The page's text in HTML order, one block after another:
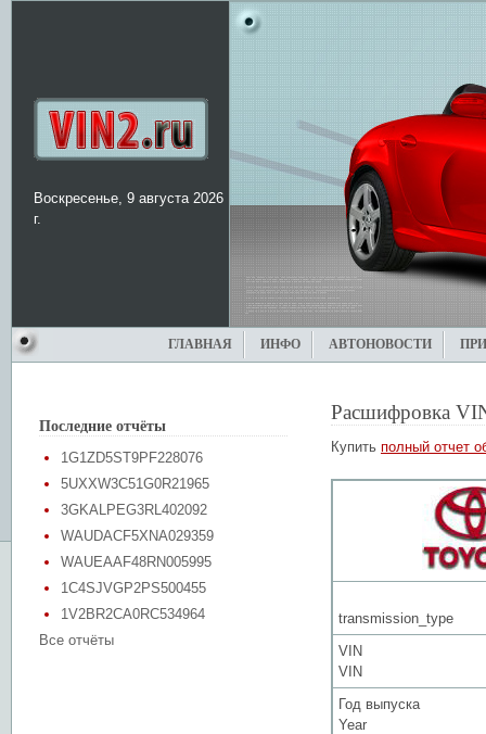
Воскресенье, 9 августа 2026
г.
ГЛАВНАЯ ИНФО АВТОНОВОСТИ
Последние отчёты
1G1ZD5ST9PF228076
5UXXW3C51G0R21965
3GKALPEG3RL402092
WAUDACF5XNA029359
WAUEAAF48RN005995
1C4SJVGP2PS500455
1V2BR2CA0RC534964
Все отчёты
Расшифровка
Купить полный отчет
transmission_type
VIN
VIN
Год выпуска
Year